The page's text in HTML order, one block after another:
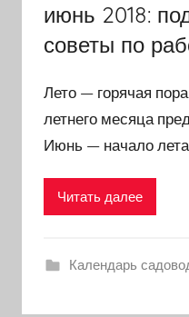
июнь 2018:
советы по
Лето — горячая
летнего месяца
Июнь — начало
Читать далее
Календарь